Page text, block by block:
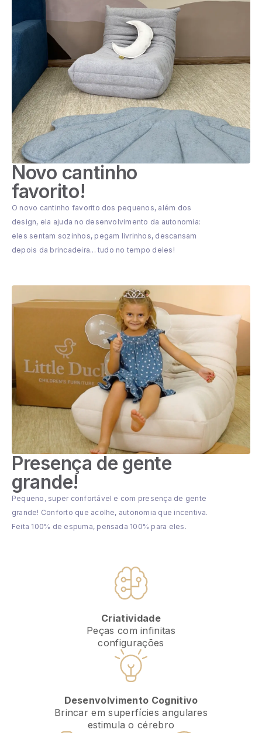
Novo cantinho
favorito!
O novo cantinho favorito dos pequenos, além dos
design, ela ajuda no desenvolvimento da autonomia:
eles sentam sozinhos, pegam livrinhos, descansam
depois da brincadeira... tudo no tempo deles!
Presença de gente
grande!
Pequeno, super confortável e com presença de gente
grande! Conforto que acolhe, autonomia que incentiva.
Feita 100% de espuma, pensada 100% para eles.
Criatividade
Peças com infinitas
configurações
Desenvolvimento Cognitivo
Brincar em superfícies angulares
estimula o cérebro